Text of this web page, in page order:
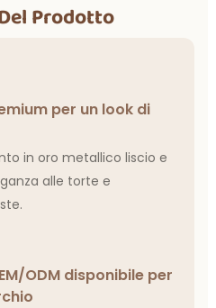
Prodotto
per un look di
in oro metallico liscio e
alle torte e
ODM disponibile per